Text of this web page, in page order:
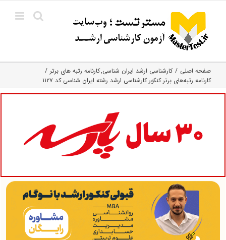
content
صفحه اصلی کارشناسی ارشد ایران شناسی کارنامه رتبه های برتر
کارنامه رتبه‌های برتر کنکور کارشناسی ارشد رشته ایران شناسی کد ۱۱۲۷